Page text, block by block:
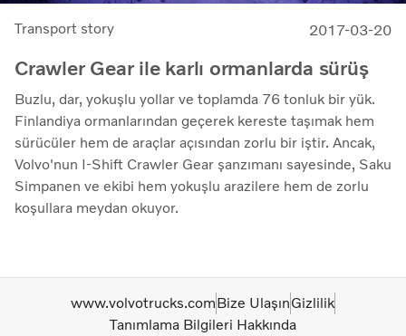
Transport story 2017-03-20
Crawler Gear ile karlı ormanlarda sürüş
Buzlu, dar, yokuşlu yollar ve toplamda 76 tonluk bir yük.
Finlandiya ormanlarından geçerek kereste taşımak hem
sürücüler hem de araçlar açısından zorlu bir iştir. Ancak,
Volvo'nun I-Shift Crawler Gear şanzımanı sayesinde, Saku
Simpanen ve ekibi hem yokuşlu arazilere hem de zorlu
koşullara meydan okuyor.
www.volvotrucks.comBize UlaşınGizlilik
Tanımlama Bilgileri Hakkında